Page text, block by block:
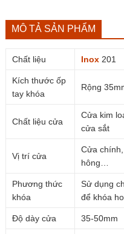
sốMÔ TẢ SẢN PHẨM
Chất liệu Inox201
Kích thước ốp
tay khóa
Rộng
Chất liệu cửa
Cửa kim
cửa sắt
Vị trí cửa
Cửa
hông…
Phương thức
khóa
Sử dụng
để khóa
Độ dày cửa 35-50mm